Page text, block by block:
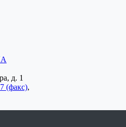
д. 1
(факс),